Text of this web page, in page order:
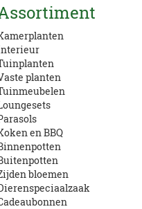
planten
en BBQ
bloemen